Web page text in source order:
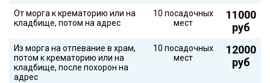
От морга к крематорию или на
кладбище, потом на адрес
10 посадочных
мест
11000
руб
Из морга на отпевание в храм,
потом к крематорию или на
кладбище, после похорон на
адрес
10 посадочных
мест
12000
руб